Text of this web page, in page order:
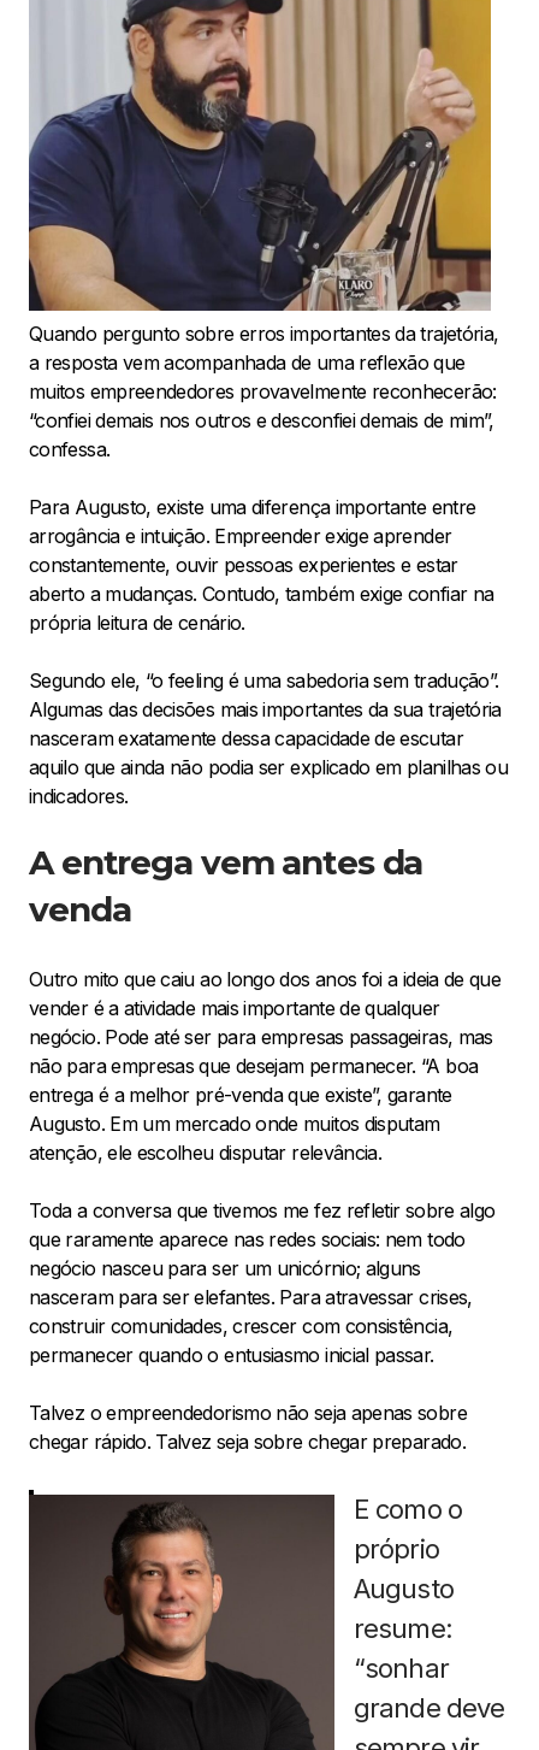
Quando pergunto sobre erros importantes da trajetória,
a resposta vem acompanhada de uma reflexão que
muitos empreendedores provavelmente reconhecerão:
“confiei demais nos outros e desconfiei demais de mim”,
confessa.
Para Augusto, existe uma diferença importante entre
arrogância e intuição. Empreender exige aprender
constantemente, ouvir pessoas experientes e estar
aberto a mudanças. Contudo, também exige confiar na
própria leitura de cenário.
Segundo ele, “o feeling é uma sabedoria sem tradução”.
Algumas das decisões mais importantes da sua trajetória
nasceram exatamente dessa capacidade de escutar
aquilo que ainda não podia ser explicado em planilhas ou
indicadores.
A entrega vem antes da
venda
Outro mito que caiu ao longo dos anos foi a ideia de que
vender é a atividade mais importante de qualquer
negócio. Pode até ser para empresas passageiras, mas
não para empresas que desejam permanecer. “A boa
entrega é a melhor pré-venda que existe”, garante
Augusto. Em um mercado onde muitos disputam
atenção, ele escolheu disputar relevância.
Toda a conversa que tivemos me fez refletir sobre algo
que raramente aparece nas redes sociais: nem todo
negócio nasceu para ser um unicórnio; alguns
nasceram para ser elefantes. Para atravessar crises,
construir comunidades, crescer com consistência,
permanecer quando o entusiasmo inicial passar.
Talvez o empreendedorismo não seja apenas sobre
chegar rápido. Talvez seja sobre chegar preparado.
E como o
próprio
Augusto
resume:
“sonhar
grande deve